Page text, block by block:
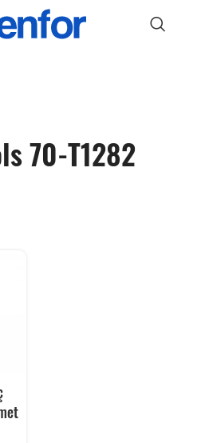
70-T1282